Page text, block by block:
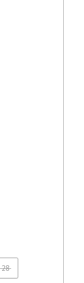
28